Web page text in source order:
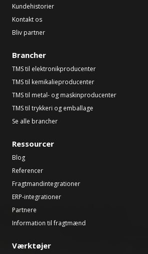
Kundehistorier
Kontakt os
Bliv partner
Brancher
TMS til elektronikproducenter
TMS til kemikalieproducenter
TMS til metal- og maskinproducenter
TMS til trykkeri og emballage
Se alle brancher
Ressourcer
Blog
Referencer
Fragtmandintegrationer
ERP-integrationer
Partnere
Information til fragtmænd
Værktøjer